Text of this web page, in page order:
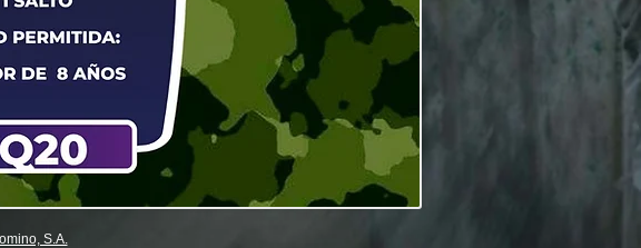
S.A.